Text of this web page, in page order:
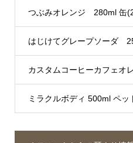
つぶみオレンジ 280ml 缶
はじけてグレープソーダ
カスタムコーヒーカフェ
ミラクルボディ 500ml ペッ